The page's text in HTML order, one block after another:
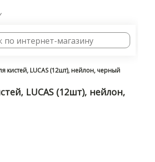
кистей, LUCAS (12шт), нейлон, черный
LUCAS (12шт), нейлон,